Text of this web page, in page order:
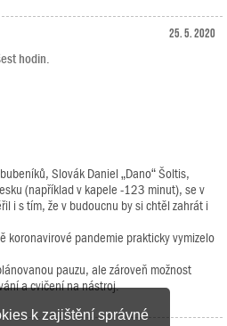
k zajištění správné
25. 5. 2020
hodin.
Slovák Daniel „Dano“ Šoltis,
(například v kapele -123 minut), se v
i s tím, že v budoucnu by si chtěl zahrát i
koronavirové pandemie prakticky vymizelo
pauzu, ale zároveň možnost
a cvičení na nástroj.